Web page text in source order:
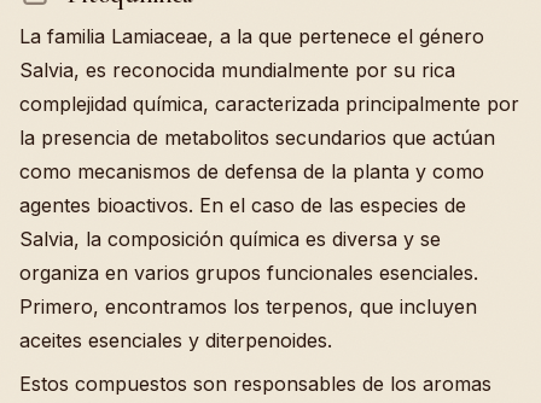
La familia Lamiaceae, a la que pertenece el género
Salvia, es reconocida mundialmente por su rica
complejidad química, caracterizada principalmente por
la presencia de metabolitos secundarios que actúan
como mecanismos de defensa de la planta y como
agentes bioactivos. En el caso de las especies de
Salvia, la composición química es diversa y se
organiza en varios grupos funcionales esenciales.
Primero, encontramos los terpenos, que incluyen
aceites esenciales y diterpenoides.
Estos compuestos son responsables de los aromas